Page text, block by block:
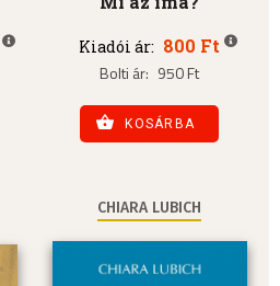
Kiadói ár: 800 Ft
Bolti ár: 950 Ft
KOSÁRBA
CHIARA LUBICH